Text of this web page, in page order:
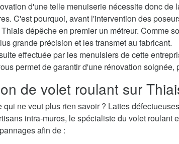
d'une telle menuiserie nécessite donc de
C'est pourquoi, avant l'intervention des
dépêche en premier un métreur. Comme
grande précision et les transmet au fabricant.
effectuée par les menuisiers de cette
permet de garantir d'une rénovation soignée,
de volet roulant sur
qui ne veut plus rien savoir ? Lattes
intra-muros, le spécialiste du volet roulant
afin de :